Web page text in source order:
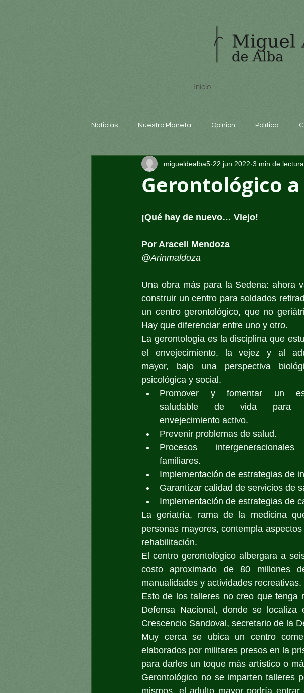
Inicio
Noticias Nuestro Planeta Opinión Política
Arte y cultura Educación educación
Gerontológico
migueldealba5 22 jun 2022 3 min de lectura
¡Qué hay de nuevo… Viejo!
Por Araceli Mendoza
@Arinmaldoza
Una obra más para la Sedena: ahora
construir un centro para soldados
un centro gerontológico, que no
Hay que diferenciar entre uno y otro.
La gerontología es la disciplina que
el envejecimiento, la vejez y al
mayor, bajo una perspectiva
psicológica y social.
Promover y fomentar un
saludable de vida para
envejecimiento activo.
Prevenir problemas de salud.
Procesos
familiares.
Implementación de estrategias de
Garantizar calidad de servicios de
Implementación de estrategias de
La geriatría, rama de la medicina
personas mayores, contempla
rehabilitación.
El centro gerontológico albergara a
costo aproximado de 80 millones
manualidades y actividades recreativas.
Esto de los talleres no creo que tenga
Defensa Nacional, donde se
Crescencio Sandoval, secretario de la
Muy cerca se ubica un centro
elaborados por militares presos en la
para darles un toque más artístico o
Gerontológico no se imparten talleres
mismos, el adulto mayor podría